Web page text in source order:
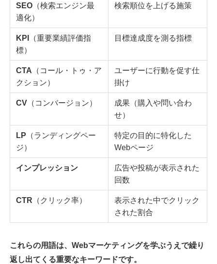
SEO （検索エンジン最
適化）
検索順位を上げる施策
KPI （重要業績評価指
標）
目標達成度を測る指標
CTA （コール・トゥ・ア
クション）
ユーザーに行動を促す仕
掛け
CV （コンバージョン）
成果（購入や問い合わ
せ）
LP （ランディングペー
ジ）
特定の目的に特化した
Webページ
インプレッション
広告や投稿が表示された
回数
CTR （クリック率）
表示された中でクリック
された割合
これらの用語は、Webマーケティングを学ぶうえで繰り
返し出てくる重要なキーワードです。